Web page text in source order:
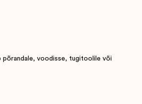
põrandale, voodisse, tugitoolile või